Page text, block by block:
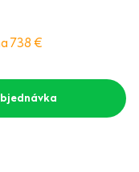
738 €